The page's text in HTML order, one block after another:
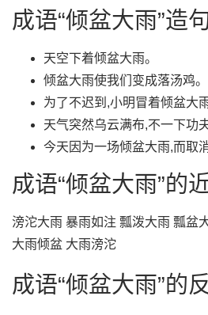
成语“倾盆大雨”造
天空下着倾盆大雨。
倾盆大雨使我们变成落汤鸡。
为了不迟到,小明冒着倾盆大
天气突然乌云满布,不一下功
今天因为一场倾盆大雨,而取
成语“倾盆大雨”的
滂沱大雨 暴雨如注 瓢泼大雨 瓢盆
大雨倾盆 大雨滂沱
成语“倾盆大雨”的